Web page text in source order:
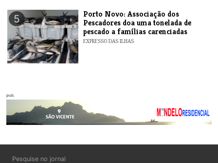
5
​Porto Novo: Associação dos
Pescadores doa uma tonelada de
pescado a famílias carenciadas
EXPRESSO DAS ILHAS
pub.
Pesquise no jornal